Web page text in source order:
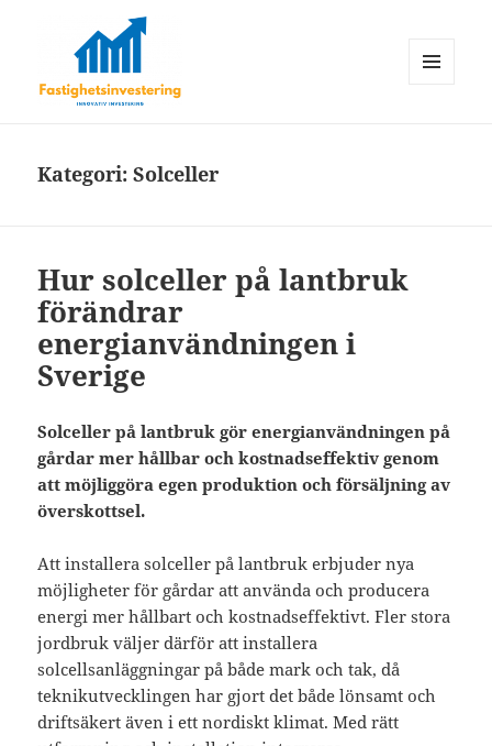
Kategori:Solceller
Hur solceller på lantbruk
förändrar
energianvändningen i
Sverige
Solceller på lantbruk gör energianvändningen på
gårdar mer hållbar och kostnadseffektiv genom
att möjliggöra egen produktion och försäljning av
överskottsel.
Att installera solceller på lantbruk erbjuder nya
möjligheter för gårdar att använda och producera
energi mer hållbart och kostnadseffektivt. Fler stora
jordbruk väljer därför att installera
solcellsanläggningar på både mark och tak, då
teknikutvecklingen har gjort det både lönsamt och
driftsäkert även i ett nordiskt klimat. Med rätt